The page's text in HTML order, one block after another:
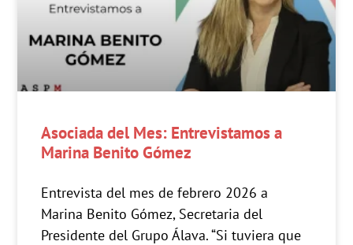
Asociada del Mes: Entrevistamos a
Marina Benito Gómez
Entrevista del mes de febrero 2026 a
Marina Benito Gómez, Secretaria del
Presidente del Grupo Álava. “Si tuviera que